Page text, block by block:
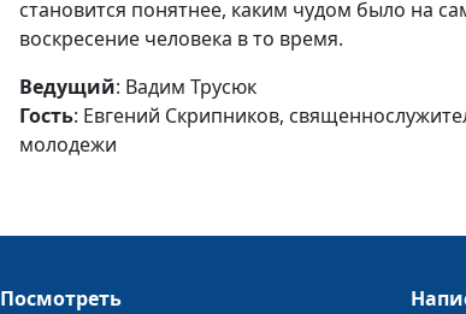
становится понятнее, каким чудом было на
воскресение человека в то время.
Ведущий: Вадим Трусюк
Гость: Евгений Скрипников,
молодежи
Посмотреть